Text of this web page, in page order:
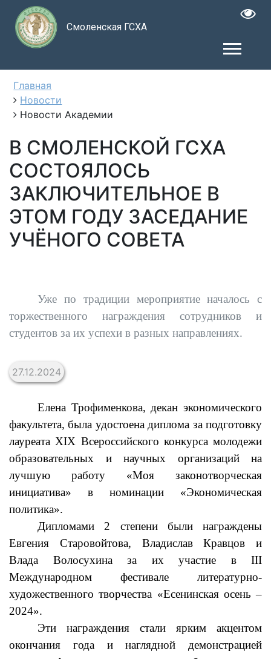
Смоленская ГСХА
Главная
Новости
Новости Академии
В СМОЛЕНСКОЙ ГСХА
СОСТОЯЛОСЬ
ЗАКЛЮЧИТЕЛЬНОЕ В
ЭТОМ ГОДУ ЗАСЕДАНИЕ
УЧЁНОГО СОВЕТА
Уже по традиции мероприятие началось с
торжественного награждения сотрудников и
студентов за их успехи в разных направлениях.
27.12.2024
Елена Трофименкова, декан экономического
факультета, была удостоена диплома за подготовку
лауреата XIX Всероссийского конкурса молодежи
образовательных и научных организаций на
лучшую работу «Моя законотворческая
инициатива» в номинации «Экономическая
политика».
Дипломами 2 степени были награждены
Евгения Старовойтова, Владислав Кравцов и
Влада Волосухина за их участие в III
Международном фестивале литературно-
художественного творчества «Есенинская осень –
2024».
Эти награждения стали ярким акцентом
окончания года и наглядной демонстрацией